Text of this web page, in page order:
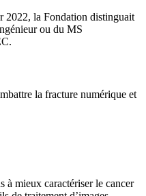
2022, la Fondation distinguait
ou du MS
la fracture numérique et
à mieux caractériser le cancer